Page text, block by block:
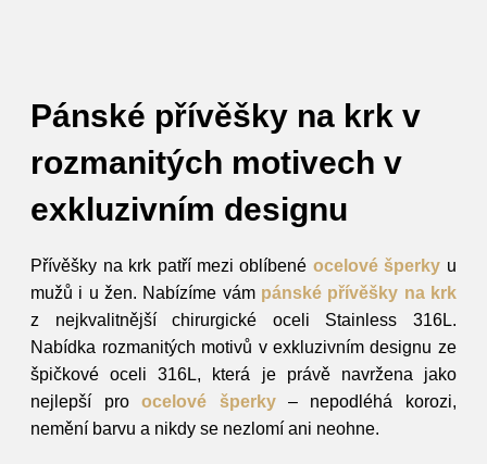
Pánské přívěšky na krk v
rozmanitých motivech v
exkluzivním designu
Přívěšky na krk patří mezi oblíbené ocelové šperky u
mužů i u žen. Nabízíme vám pánské přívěšky na krk
z nejkvalitnější chirurgické oceli Stainless 316L.
Nabídka rozmanitých motivů v exkluzivním designu ze
špičkové oceli 316L, která je právě navržena jako
nejlepší proocelové šperky– nepodléhá korozi,
nemění barvu a nikdy se nezlomí ani neohne.